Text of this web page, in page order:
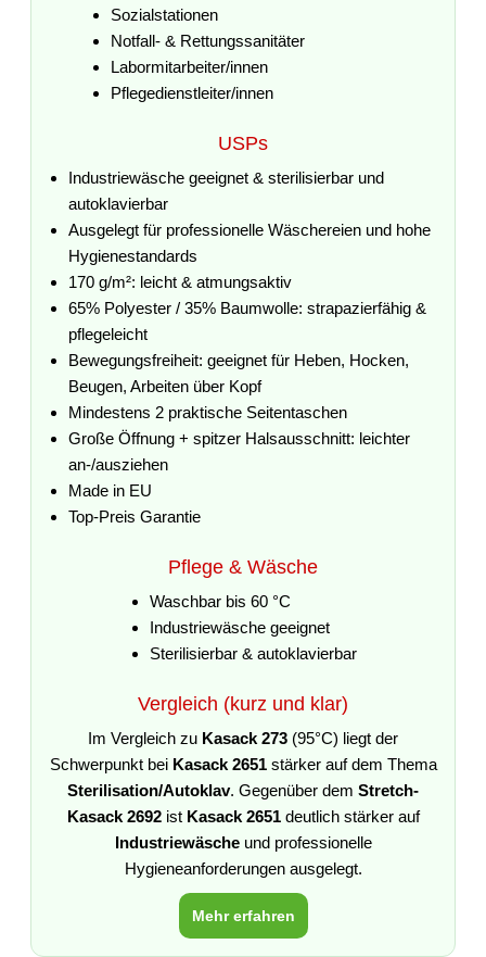
Sozialstationen
Notfall- & Rettungssanitäter
Labormitarbeiter/innen
Pflegedienstleiter/innen
USPs
Industriewäsche geeignet & sterilisierbar und
autoklavierbar
Ausgelegt für professionelle Wäschereien und hohe
Hygienestandards
170 g/m²: leicht & atmungsaktiv
65% Polyester / 35% Baumwolle: strapazierfähig &
pflegeleicht
Bewegungsfreiheit: geeignet für Heben, Hocken,
Beugen, Arbeiten über Kopf
Mindestens 2 praktische Seitentaschen
Große Öffnung + spitzer Halsausschnitt: leichter
an-/ausziehen
Made in EU
Top-Preis Garantie
Pflege & Wäsche
Waschbar bis 60 °C
Industriewäsche geeignet
Sterilisierbar & autoklavierbar
Vergleich (kurz und klar)
Im Vergleich zu Kasack 273 (95°C) liegt der
Schwerpunkt bei Kasack 2651stärker auf dem Thema
Sterilisation/Autoklav. Gegenüber dem Stretch-
Kasack 2692ist Kasack 2651deutlich stärker auf
Industriewäscheund professionelle
Hygieneanforderungen ausgelegt.
Mehr erfahren